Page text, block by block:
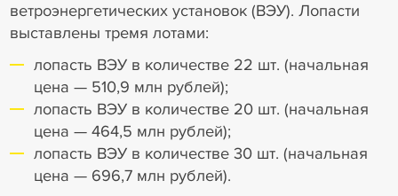
ветроэнергетических установок (ВЭУ). Лопасти
выставлены тремя лотами:
лопасть ВЭУ в количестве 22 шт. (начальная
цена — 510,9 млн рублей);
лопасть ВЭУ в количестве 20 шт. (начальная
цена — 464,5 млн рублей);
лопасть ВЭУ в количестве 30 шт. (начальная
цена — 696,7 млн рублей).